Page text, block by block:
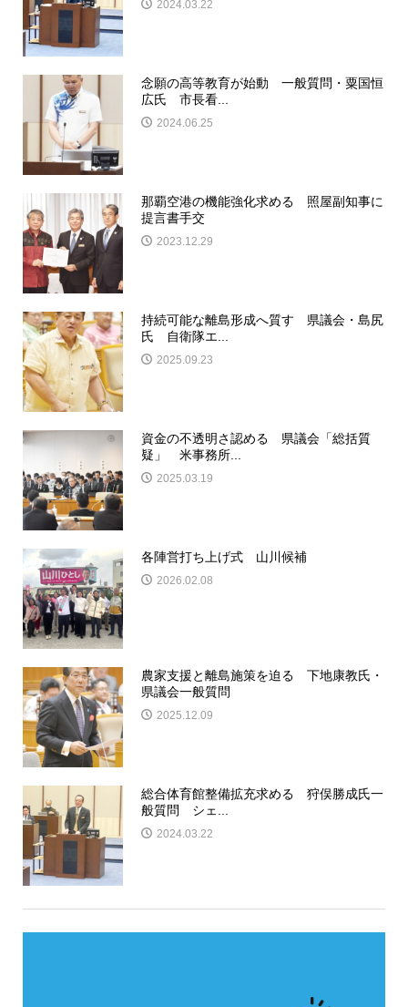
2024.03.22
念願の高等教育が始動 一般質問・粟国恒
広氏 市長看...
2024.06.25
那覇空港の機能強化求める 照屋副知事に
提言書手交
2023.12.29
持続可能な離島形成へ質す 県議会・島尻
氏 自衛隊エ...
2025.09.23
資金の不透明さ認める 県議会「総括質
疑」 米事務所...
2025.03.19
各陣営打ち上げ式 山川候補
2026.02.08
農家支援と離島施策を迫る 下地康教氏・
県議会一般質問
2025.12.09
総合体育館整備拡充求める 狩俣勝成氏一
般質問 シェ...
2024.03.22